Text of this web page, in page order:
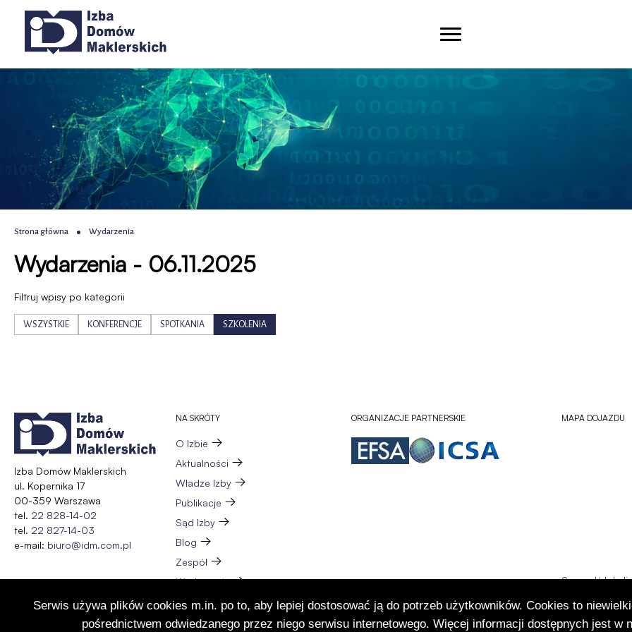
Serwis używa plików cookies m.in. po to, aby lepiej dostosować ją do potrzeb użytkowników. Cookies to
pośrednictwem odwiedzanego przez niego serwisu internetowego. Więcej informacji dostępnych jest w
Wydarzenia
Izba
Domów
Maklerskich
Przejdź
głównego
Przejdź
Przejdź
wyszukiwania
Przejdź
nawigacja
Ścieżka
nawigacyjna
Strona główna Wydarzenia
Wydarzenia - 06.11.2025
Filtruj wpisy po kategorii
WSZYSTKIE KONFERENCJE SPOTKANIA SZKOLENIA
Izba Domów Maklerskich
ul. Kopernika 17
00-359 Warszawa
tel. 22 828-14-02
tel. 22 827-14-03
e-mail: biuro@idm.com.pl
NA SKRÓTY
O Izbie
Aktualności
Władze Izby
Publikacje
Sąd Izby
Blog
Zespół
Wydarzenia
Członkostwo
Kontakt
ORGANIZACJE PARTNERSKIE MAPA DOJAZDU
Sprawdź
się
w
nowej